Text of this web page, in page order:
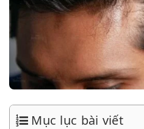
Mục lục bài viết